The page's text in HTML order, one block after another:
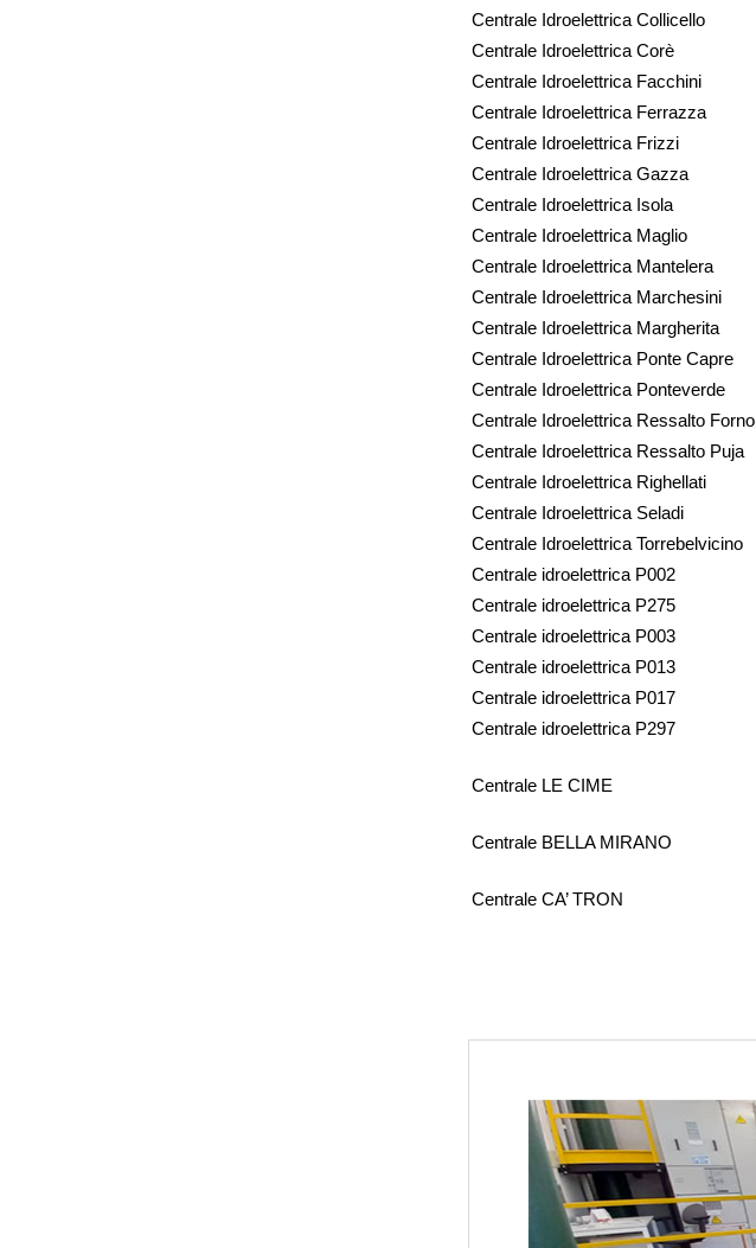
Centrale Idroelettrica Collicello
Centrale Idroelettrica Corè
Centrale Idroelettrica Facchini
Centrale Idroelettrica Ferrazza
Centrale Idroelettrica Frizzi
Centrale Idroelettrica Gazza
Centrale Idroelettrica Isola
Centrale Idroelettrica Maglio
Centrale Idroelettrica Mantelera
Centrale Idroelettrica Marchesini
Centrale Idroelettrica Margherita
Centrale Idroelettrica Ponte Capre
Centrale Idroelettrica Ponteverde
Centrale Idroelettrica Ressalto Forno
Centrale Idroelettrica Ressalto Puja
Centrale Idroelettrica Righellati
Centrale Idroelettrica Seladi
Centrale Idroelettrica Torrebelvicino
Centrale idroelettrica P002
Centrale idroelettrica P275
Centrale idroelettrica P003
Centrale idroelettrica P013
Centrale idroelettrica P017
Centrale idroelettrica P297
Centrale LE CIME
Centrale BELLA MIRANO
Centrale CA’ TRON